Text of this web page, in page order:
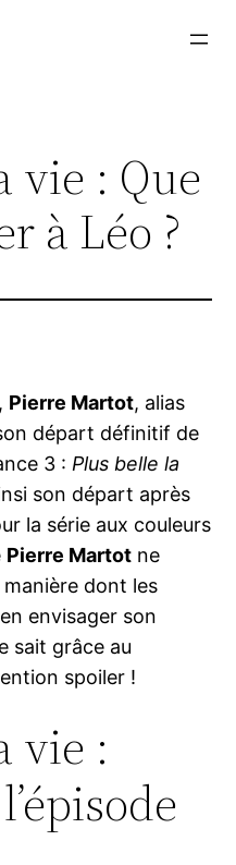
vie : Que
à Léo ?
Pierre Martot, alias
départ définitif de
3 :Plus belle la
son départ après
la série aux couleurs
Pierre Martot ne
manière dont les
envisager son
sait grâce au
spoiler !
vie :